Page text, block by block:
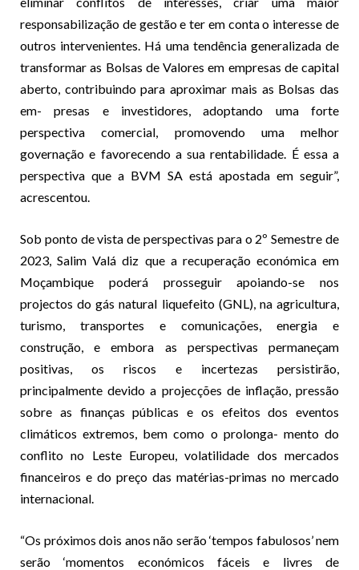
responsabilização de gestão e ter em conta o interesse de
outros intervenientes. Há uma tendência generalizada de
transformar as Bolsas de Valores em empresas de capital
aberto, contribuindo para aproximar mais as Bolsas das
em- presas e investidores, adoptando uma forte
perspectiva comercial, promovendo uma melhor
governação e favorecendo a sua rentabilidade. É essa a
perspectiva que a BVM SA está apostada em seguir”,
acrescentou.
Sob ponto de vista de perspectivas para o 2º Semestre de
2023, Salim Valá diz que a recuperação económica em
Moçambique poderá prosseguir apoiando-se nos
projectos do gás natural liquefeito (GNL), na agricultura,
turismo, transportes e comunicações, energia e
construção, e embora as perspectivas permaneçam
positivas, os riscos e incertezas persistirão,
principalmente devido a projecções de inflação, pressão
sobre as finanças públicas e os efeitos dos eventos
climáticos extremos, bem como o prolonga- mento do
conflito no Leste Europeu, volatilidade dos mercados
financeiros e do preço das matérias-primas no mercado
internacional.
“Os próximos dois anos não serão ‘tempos fabulosos’ nem
serão ‘momentos económicos fáceis e livres de